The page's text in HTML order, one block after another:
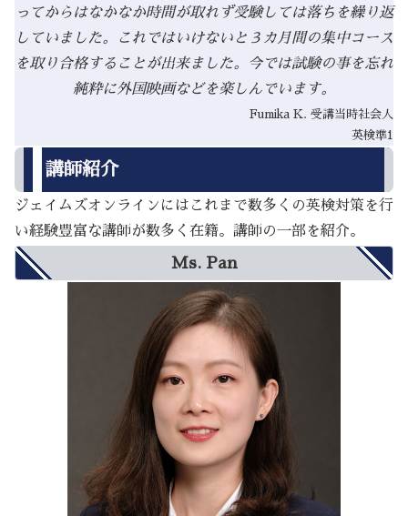
ってからはなかなか時間が取れず受験しては落ちを繰り返
していました。これではいけないと３カ月間の集中コース
を取り合格することが出来ました。今では試験の事を忘れ
純粋に外国映画などを楽しんでいます。
Fumika K. 受講当時社会人
英検準1
講師紹介
ジェイムズオンラインにはこれまで数多くの英検対策を行
い経験豊富な講師が数多く在籍。講師の一部を紹介。
Ms. Pan